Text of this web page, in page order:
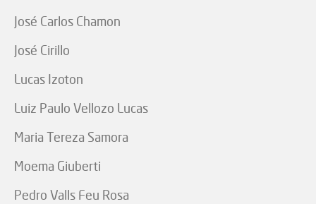
José Carlos Chamon
José Cirillo
Lucas Izoton
Luiz Paulo Vellozo Lucas
Maria Tereza Samora
Moema Giuberti
Pedro Valls Feu Rosa